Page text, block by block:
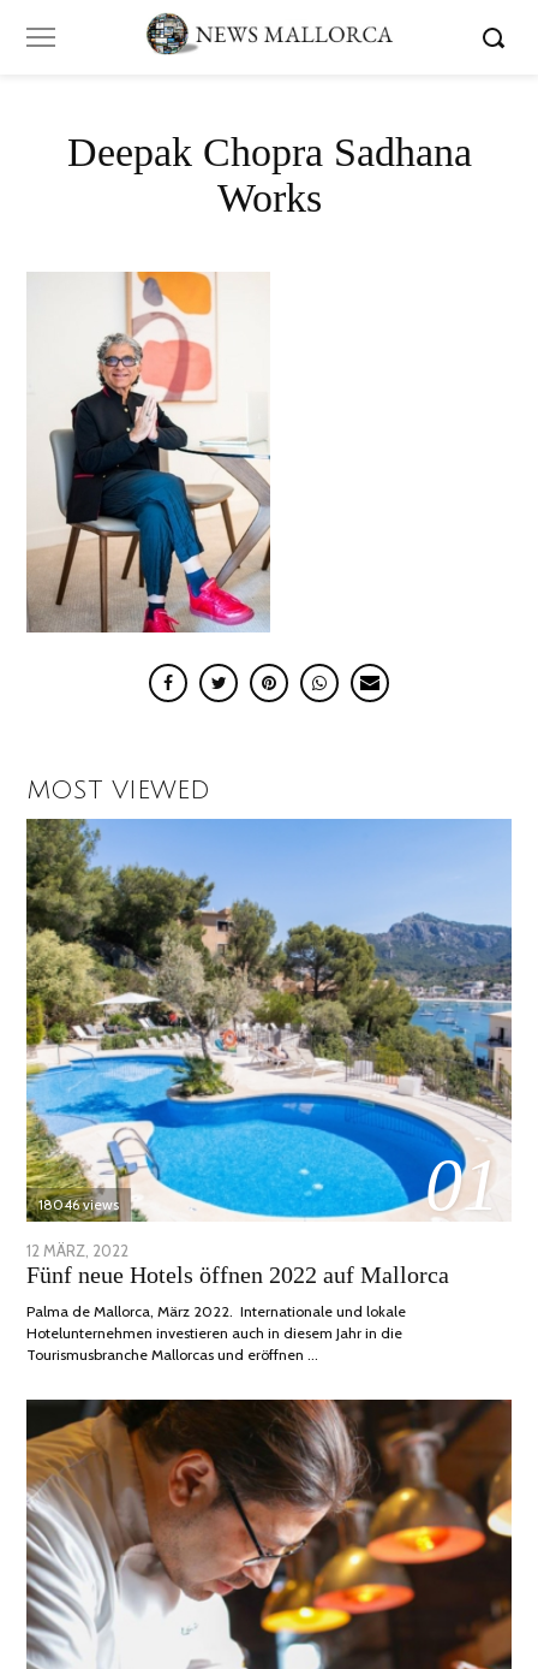
Deepak Chopra Sadhana
Works
MOST VIEWED
01
18046 views
POSTED
ON
12 MÄRZ, 2022
DEZEMBER,
Fünf neue Hotels öffnen 2022 auf Mallorca
Palma de Mallorca, März 2022. Internationale und lokale
Hotelunternehmen investieren auch in diesem Jahr in die
Tourismusbranche Mallorcas und eröffnen …